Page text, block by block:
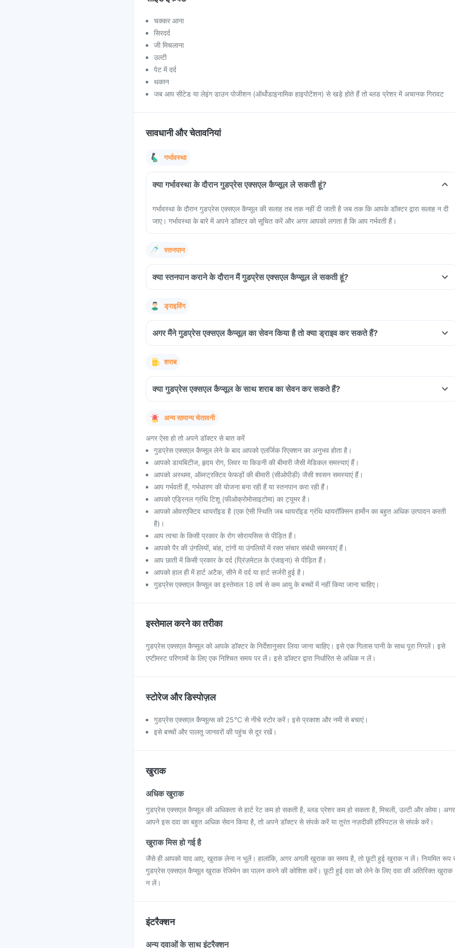
चक्कर आना
सिरदर्द
जी मिचलाना
उल्टी
पेट में दर्द
थकान
जब आप सीटेड या लेइंग डाउन पोजीशन (ऑर्थोडाइनामिक हाइपोटेंशन) से खड़े होते हैं तो ब्लड प्रेशर में अचानक गिरावट
सावधानी और चेतावनियां
गर्भावस्था
क्या गर्भावस्था के दौरान गुडप्रेस एक्सएल कैप्सूल ले सकती हूं?
गर्भावस्था के दौरान गुडप्रेस एक्सएल कैप्सूल की सलाह तब तक नहीं दी जाती है जब तक कि आपके डॉक्टर द्वारा सलाह न दी
जाए। गर्भावस्था के बारे में अपने डॉक्टर को सूचित करें और अगर आपको लगता है कि आप गर्भवती हैं।
स्तनपान
क्या स्तनपान कराने के दौरान मैं गुडप्रेस एक्सएल कैप्सूल ले सकती हूं?
ड्राइविंग
अगर मैंने गुडप्रेस एक्सएल कैप्सूल का सेवन किया है तो क्या ड्राइव कर सकते हैं?
शराब
क्या गुडप्रेस एक्सएल कैप्सूल के साथ शराब का सेवन कर सकते हैं?
अन्य सामान्य चेतावनी
अगर ऐसा हो तो अपने डॉक्टर से बात करें
गुडप्रेस एक्सएल कैप्सूल लेने के बाद आपको एलर्जिक रिएक्शन का अनुभव होता है।
आपको डायबिटीज, हृदय रोग, लिवर या किडनी की बीमारी जैसी मेडिकल समस्याएं हैं।
आपको अस्थमा, ऑब्स्ट्रक्टिव फेफड़ों की बीमारी (सीओपीडी) जैसी श्वसन समस्याएं हैं।
आप गर्भवती हैं, गर्भधारण की योजना बना रही हैं या स्तनपान करा रही हैं।
आपको एड्रिनल ग्रंथि टिशू (फीओक्रोमोसाइटोमा) का ट्यूमर है।
आपको ओवरएक्टिव थायरॉइड है (एक ऐसी स्थिति जब थायरॉइड ग्रंथि थायरॉक्सिन हार्मोन का बहुत अधिक उत्पादन करती
है)।
आप त्वचा के किसी प्रकार के रोग सोरायसिस से पीड़ित हैं।
आपको पैर की उंगलियों, बांह, टांगों या उंगलियों में रक्त संचार संबंधी समस्याएं हैं।
आप छाती में किसी प्रकार के दर्द (प्रिंज़मेटल के एंजाइना) से पीड़ित हैं।
आपको हाल ही में हार्ट अटैक, सीने में दर्द या हार्ट सर्जरी हुई है।
गुडप्रेस एक्सएल कैप्सूल का इस्तेमाल 18 वर्ष से कम आयु के बच्चों में नहीं किया जाना चाहिए।
इस्तेमाल करने का तरीका
गुडप्रेस एक्सएल कैप्सूल को आपके डॉक्टर के निर्देशानुसार लिया जाना चाहिए। इसे एक गिलास पानी के साथ पूरा निगलें। इसे
एप्टीमस्ट परिणामों के लिए एक निश्चित समय पर लें। इसे डॉक्टर द्वारा निर्धारित से अधिक न लें।
स्टोरेज और डिस्पोज़ल
गुडप्रेस एक्सएल कैप्सूल्स को 25°C से नीचे स्टोर करें। इसे प्रकाश और नमी से बचाएं।
इसे बच्चों और पालतू जानवरों की पहुंच से दूर रखें।
खुराक
अधिक खुराक
गुडप्रेस एक्सएल कैप्सूल की अधिकता से हार्ट रेट कम हो सकती है, ब्लड प्रेशर कम हो सकता है, मिचली, उल्टी और कोमा। अगर
आपने इस दवा का बहुत अधिक सेवन किया है, तो अपने डॉक्टर से संपर्क करें या तुरंत नज़दीकी हॉस्पिटल से संपर्क करें।
खुराक मिस हो गई है
जैसे ही आपको याद आए, खुराक लेना न भूलें। हालांकि, अगर अगली खुराक का समय है, तो छूटी हुई खुराक न लें। नियमित रूप
गुडप्रेस एक्सएल कैप्सूल खुराक रेजिमेन का पालन करने की कोशिश करें। छूटी हुई दवा को लेने के लिए दवा की अतिरिक्त खुराक
न लें।
इंटरैक्शन
अन्य दवाओं के साथ इंटरैक्शन